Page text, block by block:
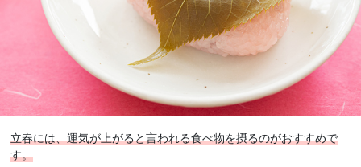
立春には、運気が上がると言われる食べ物を摂るのがおすすめで
す。